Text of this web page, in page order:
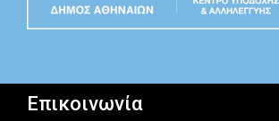
Επικοινωνία